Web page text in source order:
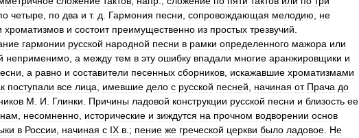
четыре по два и т. д Гармония песни сопровождающая мелодию
не
хроматизмов и состоит преимущественно из простых трезвучий
гармонии русской народной песни в рамки определенного мажора или
неприменимо а между тем в эту ошибку впадали многие аранжировщики и
а равно и составители песенных сборников искажавшие хроматизмами
поступали все лица имевшие дело с русской песней начиная от Прача до
М И Глинки Причины ладовой конструкции русской песни и близость ее
несомненно исторические и зиждутся на прочном водворении основ
в России начиная с IX в .; пение же греческой церкви было ладовое Не